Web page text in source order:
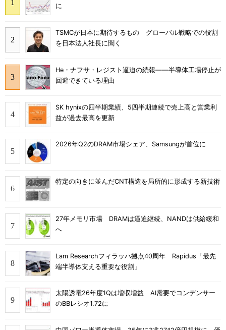
に
TSMCが日本に期待するもの グローバル戦略での役割
を日本法人社長に聞く
He・ナフサ・レジスト逼迫の続報――半導体工場停止が
回避できている理由
SK hynixの四半期業績、5四半期連続で売上高と営業利
益が過去最高を更新
2026年Q2のDRAM市場シェア、Samsungが首位に
特定の向きに並んだCNT構造を局所的に形成する新技術
27年メモリ市場 DRAMは逼迫継続、NANDは供給緩和
へ
Lam Researchフィラッハ拠点40周年 Rapidus「最先
端半導体支える重要な役割」
太陽誘電26年度1Qは増収増益 AI需要でコンデンサー
のBBレシオ1.72に